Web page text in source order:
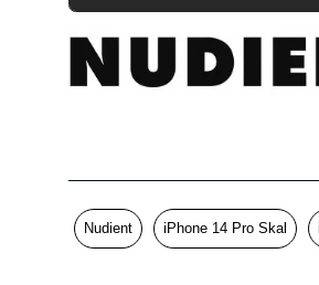
Passar till
Varumärke
Nudient iPhone 14 Pro Skal